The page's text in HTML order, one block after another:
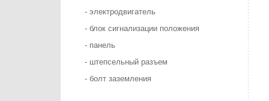
- электродвигатель
- блок сигнализации положения
- панель
- штепсельный разъем
- болт заземления